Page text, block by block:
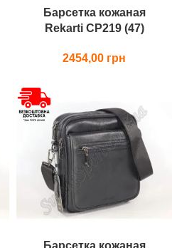
Барсетка кожаная
Rekarti СР219 (47)
2454,00
Барсетка кожаная